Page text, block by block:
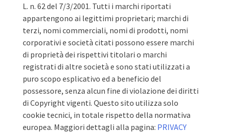
L. n. 62 del 7/3/2001. Tutti i marchi riportati
appartengono ai legittimi proprietari; marchi di
terzi, nomi commerciali, nomi di prodotti, nomi
corporativi e società citati possono essere marchi
di proprietà dei rispettivi titolari o marchi
registrati di altre società e sono stati utilizzati a
puro scopo esplicativo ed a beneficio del
possessore, senza alcun fine di violazione dei diritti
di Copyright vigenti. Questo sito utilizza solo
cookie tecnici, in totale rispetto della normativa
europea. Maggiori dettagli alla pagina: PRIVACY